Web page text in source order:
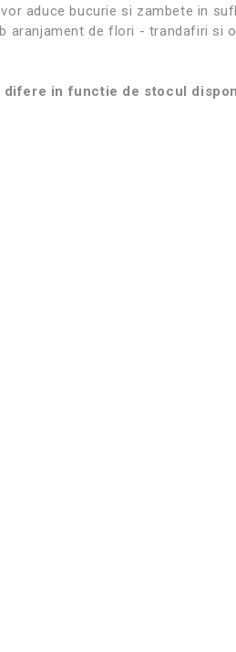
aduce bucurie si zambete in
aranjament de flori - trandafiri si
in functie de stocul